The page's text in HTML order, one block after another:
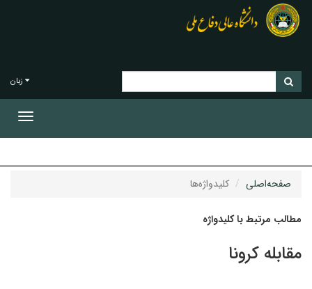
زبان
صفحه‌اصلی کلیدواژه‌ها
مطالب مرتبط با کلیدواژه
مقابله کرونا